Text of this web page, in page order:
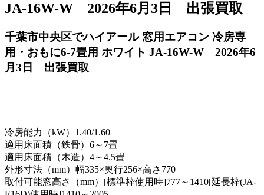
JA-16W-W 2026年6月3日 出張買取
千葉市中央区でハイアール 窓用エアコン 冷房専
用・おもに6-7畳用 ホワイト JA-16W-W 2026年6
月3日 出張買取
冷房能力（kW）1.40/1.60
適用床面積（鉄骨）6～7畳
適用床面積（木造）4～4.5畳
外形寸法（mm）幅335×奥行256×高さ770
取付可能窓高さ（mm）[標準枠使用時]777～1410[延長枠(JA-